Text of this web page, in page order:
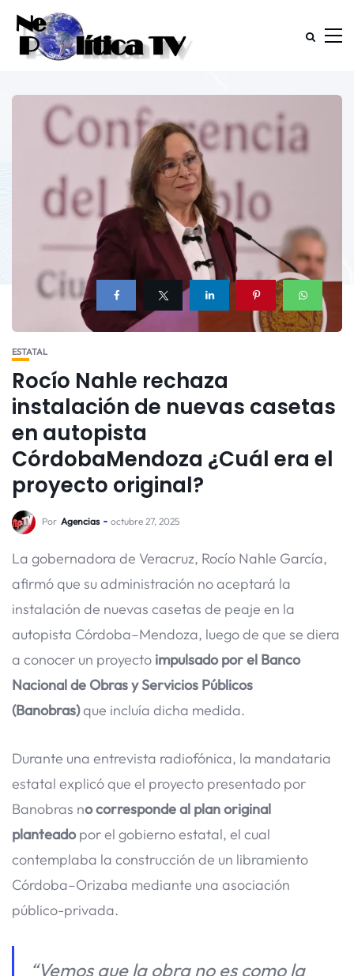
ESTATAL
Rocío Nahle rechaza
instalación de nuevas casetas
en autopista
CórdobaMendoza ¿Cuál era el
proyecto original?
Por Agencias octubre 27, 2025
La gobernadora de Veracruz, Rocío Nahle García,
afirmó que su administración no aceptará la
instalación de nuevas casetas de peaje en la
autopista Córdoba–Mendoza, luego de que se diera
a conocer un proyecto impulsado por el Banco
Nacional de Obras y Servicios Públicos
(Banobras)que incluía dicha medida.
Durante una entrevista radiofónica, la mandataria
estatal explicó que el proyecto presentado por
Banobras no corresponde al plan original
planteadopor el gobierno estatal, el cual
contemplaba la construcción de un libramiento
Córdoba–Orizaba mediante una asociación
público-privada.
“Vemos que la obra no es como la